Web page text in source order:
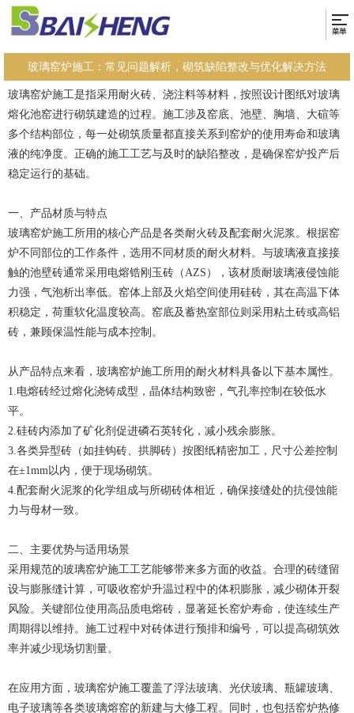
玻璃窑炉施工：常见问题解析，砌筑缺陷整改与优化解决方法
玻璃窑炉施工是指采用耐火砖、浇注料等材料，按照设计图纸对玻璃
熔化池窑进行砌筑建造的过程。施工涉及窑底、池壁、胸墙、大碹等
多个结构部位，每一处砌筑质量都直接关系到窑炉的使用寿命和玻璃
液的纯净度。正确的施工工艺与及时的缺陷整改，是确保窑炉投产后
稳定运行的基础。
一、产品材质与特点
玻璃窑炉施工所用的核心产品是各类耐火砖及配套耐火泥浆。根据窑
炉不同部位的工作条件，选用不同材质的耐火材料。与玻璃液直接接
触的池壁砖通常采用电熔锆刚玉砖（AZS），该材质耐玻璃液侵蚀能
力强，气泡析出率低。窑体上部及火焰空间使用硅砖，其在高温下体
积稳定，荷重软化温度较高。窑底及蓄热室部位则采用粘土砖或高铝
砖，兼顾保温性能与成本控制。
从产品特点来看，玻璃窑炉施工所用的耐火材料具备以下基本属性。
1.电熔砖经过熔化浇铸成型，晶体结构致密，气孔率控制在较低水
平。
2.硅砖内添加了矿化剂促进磷石英转化，减小残余膨胀。
3.各类异型砖（如挂钩砖、拱脚砖）按图纸精密加工，尺寸公差控制
在±1mm以内，便于现场砌筑。
4.配套耐火泥浆的化学组成与所砌砖体相近，确保接缝处的抗侵蚀能
力与母材一致。
二、主要优势与适用场景
采用规范的玻璃窑炉施工工艺能够带来多方面的收益。合理的砖缝留
设与膨胀缝计算，可吸收窑炉升温过程中的体积膨胀，减少砌体开裂
风险。关键部位使用高品质电熔砖，显著延长窑炉寿命，使连续生产
周期得以维持。施工过程中对砖体进行预排和编号，可以提高砌筑效
率并减少现场切割量。
在应用方面，玻璃窑炉施工覆盖了浮法玻璃、光伏玻璃、瓶罐玻璃、
电子玻璃等各类玻璃熔窑的新建与大修工程。同时，也包括窑炉热修